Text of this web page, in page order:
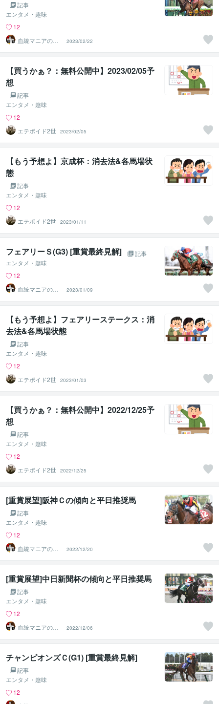
記事
エンタメ・趣味
12
血統マニアの独
り言
2023/02/22
【買うかぁ？：無料公開中】2023/02/05予
想
記事
エンタメ・趣味
12
エテポイド2世 2023/02/05
【もう予想よ】京成杯：消去法&各馬場状
態
記事
エンタメ・趣味
12
エテポイド2世 2023/01/11
フェアリーＳ(G3) [重賞最終見解]
記事
エンタメ・趣味
12
血統マニアの独
り言
2023/01/09
【もう予想よ】フェアリーステークス：消
去法&各馬場状態
記事
エンタメ・趣味
12
エテポイド2世 2023/01/03
【買うかぁ？：無料公開中】2022/12/25予
想
記事
エンタメ・趣味
12
エテポイド2世 2022/12/25
[重賞展望]阪神Ｃの傾向と平日推奨馬
記事
エンタメ・趣味
12
血統マニアの独
り言
2022/12/20
[重賞展望]中日新聞杯の傾向と平日推奨馬
記事
エンタメ・趣味
12
血統マニアの独
り言
2022/12/06
チャンピオンズＣ(G1) [重賞最終見解]
記事
エンタメ・趣味
12